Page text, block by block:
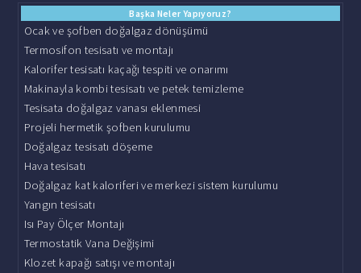
Başka Neler Yapıyoruz?
Ocak ve şofben doğalgaz dönüşümü
Termosifon tesisatı ve montajı
Kalorifer tesisatı kaçağı tespiti ve onarımı
Makinayla kombi tesisatı ve petek temizleme
Tesisata doğalgaz vanası eklenmesi
Projeli hermetik şofben kurulumu
Doğalgaz tesisatı döşeme
Hava tesisatı
Doğalgaz kat kaloriferi ve merkezi sistem kurulumu
Yangın tesisatı
Isı Pay Ölçer Montajı
Termostatik Vana Değişimi
Klozet kapağı satışı ve montajı